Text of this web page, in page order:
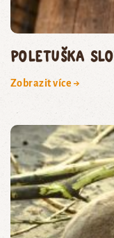
poletuška
Zobrazit více →